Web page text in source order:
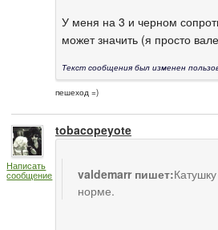
У меня на 3 и черном
может значить (я просто
Текст сообщения был изменен
пешеход =)
Написать
сообщение
tobacopeyote
valdemarr пишет:
норме.